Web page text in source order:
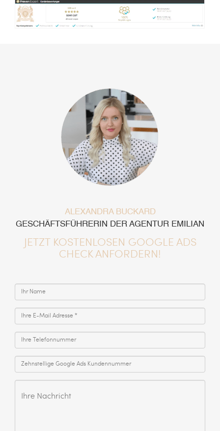
ALEXANDRA BUCKARD
GESCHÄFTSFÜHRERIN DER AGENTUR EMILIAN
JETZT KOSTENLOSEN GOOGLE ADS
CHECK ANFORDERN!